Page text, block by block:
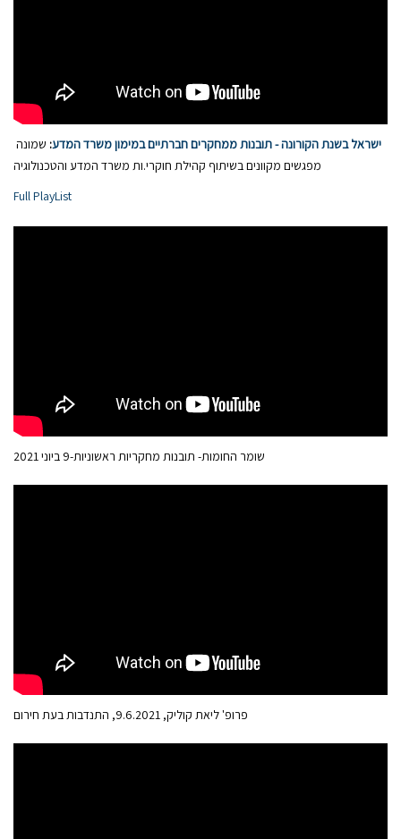
ישראל בשנת הקורונה - תובנות ממחקרים חברתיים במימון משרד המדע: שמונה
מפגשים מקוונים בשיתוף קהילת חוקרי.ות משרד המדע והטכנולוגיה
Full PlayList
שומר החומות- תובנות מחקריות ראשוניות-9 ביוני 2021
פרופ' ליאת קוליק, 9.6.2021, התנדבות בעת חירום